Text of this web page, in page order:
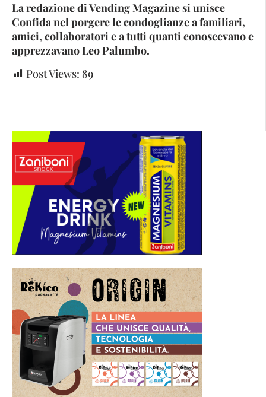
La redazione di Vending Magazine si unisce
Confida nel porgere le condoglianze a familiari,
amici, collaboratori e a tutti quanti conoscevano e
apprezzavano Leo Palumbo.
Post Views: 89